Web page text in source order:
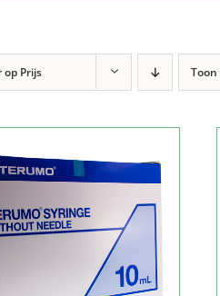
op Prijs Toon